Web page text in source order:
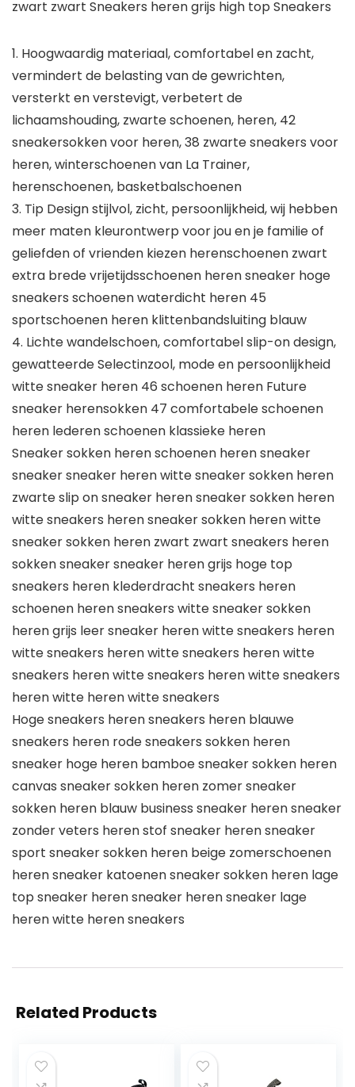
zwart zwart Sneakers heren grijs high top Sneakers
1. Hoogwaardig materiaal, comfortabel en zacht,
vermindert de belasting van de gewrichten,
versterkt en verstevigt, verbetert de
lichaamshouding, zwarte schoenen, heren, 42
sneakersokken voor heren, 38 zwarte sneakers voor
heren, winterschoenen van La Trainer,
herenschoenen, basketbalschoenen
3. Tip Design stijlvol, zicht, persoonlijkheid, wij hebben
meer maten kleurontwerp voor jou en je familie of
geliefden of vrienden kiezen herenschoenen zwart
extra brede vrijetijdsschoenen heren sneaker hoge
sneakers schoenen waterdicht heren 45
sportschoenen heren klittenbandsluiting blauw
4. Lichte wandelschoen, comfortabel slip-on design,
gewatteerde Selectinzool, mode en persoonlijkheid
witte sneaker heren 46 schoenen heren Future
sneaker herensokken 47 comfortabele schoenen
heren lederen schoenen klassieke heren
Sneaker sokken heren schoenen heren sneaker
sneaker sneaker heren witte sneaker sokken heren
zwarte slip on sneaker heren sneaker sokken heren
witte sneakers heren sneaker sokken heren witte
sneaker sokken heren zwart zwart sneakers heren
sokken sneaker sneaker heren grijs hoge top
sneakers heren klederdracht sneakers heren
schoenen heren sneakers witte sneaker sokken
heren grijs leer sneaker heren witte sneakers heren
witte sneakers heren witte sneakers heren witte
sneakers heren witte sneakers heren witte sneakers
heren witte heren witte sneakers
Hoge sneakers heren sneakers heren blauwe
sneakers heren rode sneakers sokken heren
sneaker hoge heren bamboe sneaker sokken heren
canvas sneaker sokken heren zomer sneaker
sokken heren blauw business sneaker heren sneaker
zonder veters heren stof sneaker heren sneaker
sport sneaker sokken heren beige zomerschoenen
heren sneaker katoenen sneaker sokken heren lage
top sneaker heren sneaker heren sneaker lage
heren witte heren sneakers
Related Products